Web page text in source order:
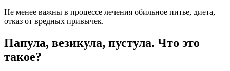
Не менее важны в процессе лечения обильное питье, диета,
отказ от вредных привычек.
Папула, везикула, пустула. Что это
такое?